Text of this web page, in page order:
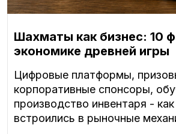
Шахматы как бизнес: 10
экономике древней игры
Цифровые платформы,
корпоративные спонсоры,
производство инвентаря -
встроились в рыночные